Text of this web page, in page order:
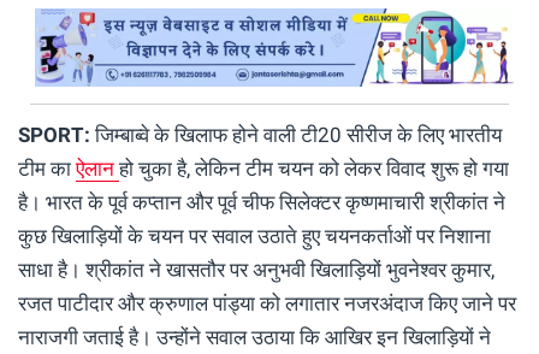
SPORT:जिम्बाब्वे के खिलाफ होने वाली टी20 सीरीज के लिए भारतीय
टीम काऐलानहो चुका है, लेकिन टीम चयन को लेकर विवाद शुरू हो गया
है। भारत के पूर्व कप्तान और पूर्व चीफ सिलेक्टर कृष्णमाचारी श्रीकांत ने
कुछ खिलाड़ियों के चयन पर सवाल उठाते हुए चयनकर्ताओं पर निशाना
साधा है। श्रीकांत ने खासतौर पर अनुभवी खिलाड़ियों भुवनेश्वर कुमार,
रजत पाटीदार और क्रुणाल पांड्या को लगातार नजरअंदाज किए जाने पर
नाराजगी जताई है। उन्होंने सवाल उठाया कि आखिर इन खिलाड़ियों ने